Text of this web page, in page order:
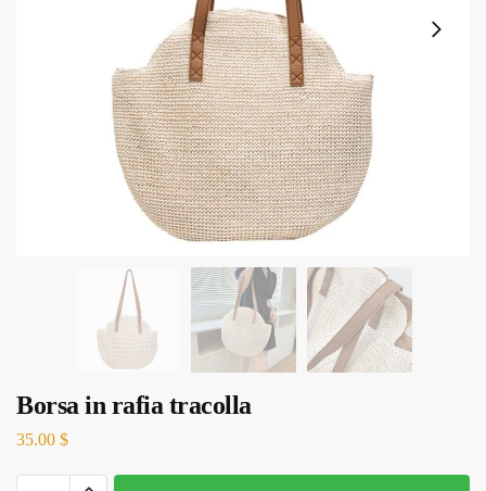
Borsa in rafia tracolla
35.00 $